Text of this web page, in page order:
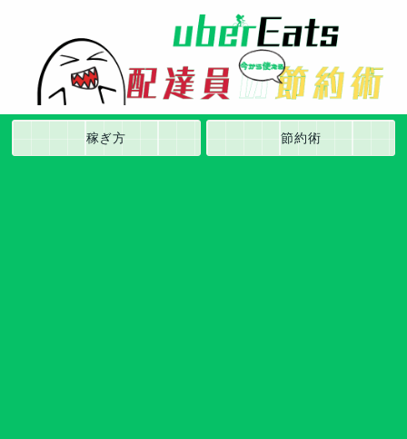
稼ぎ方 節約術